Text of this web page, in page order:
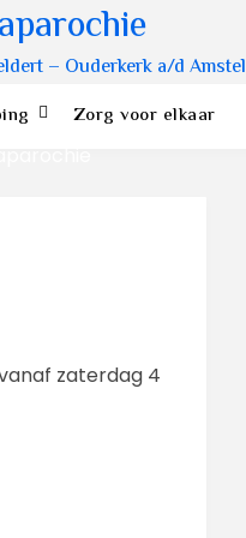
– Ouderkerk a/d Amstel
Zorg voor elkaar
zaterdag 4